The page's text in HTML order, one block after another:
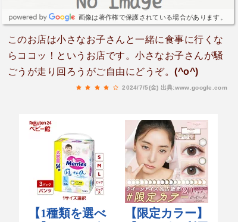
画像は著作権で保護されている場合があります。
このお店は小さなお子さんと一緒に食事に行くな
らココッ！というお店です。小さなお子さんが騒
ごうが走り回ろうがご自由にどうぞ。(^o^)
2024/7/5(金) 出典:www.google.com